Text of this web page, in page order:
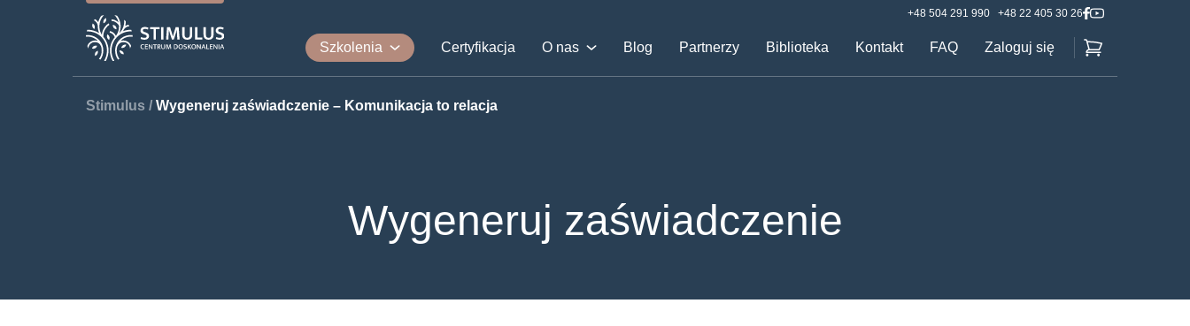
+48 504 291 990 +48 22 405 30 26
Szkolenia Certyfikacja O nas Blog Partnerzy Biblioteka Kontakt FAQ Zaloguj się
Stimulus / Wygeneruj zaświadczenie – Komunikacja to relacja
Wygeneruj zaświadczenie